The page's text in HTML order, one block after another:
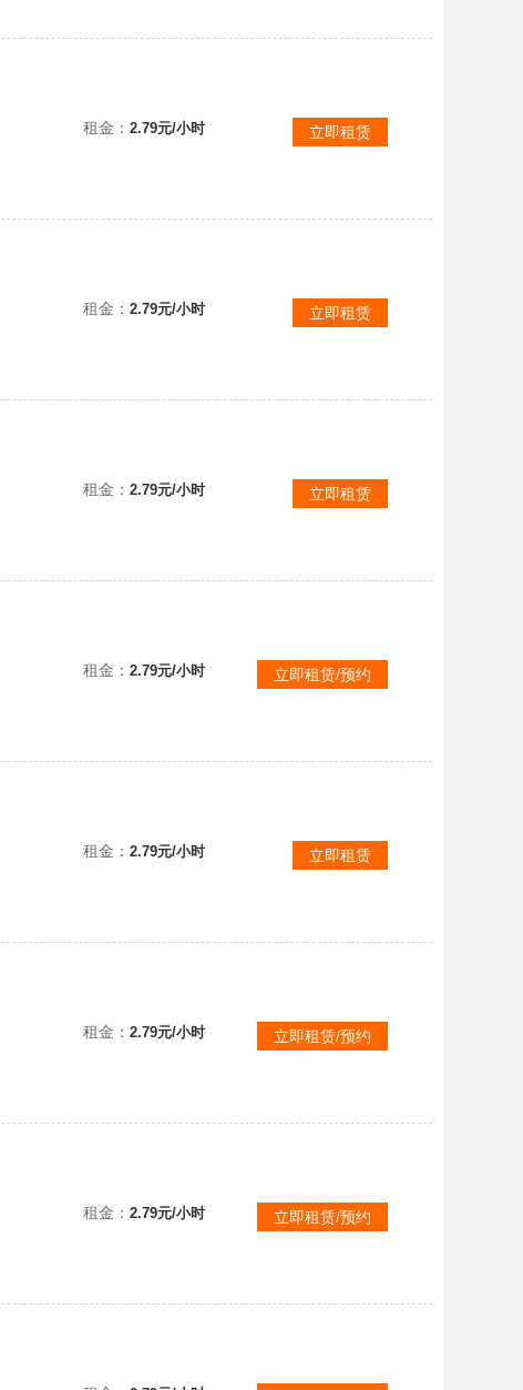
租金： 2.79元/小时 立即租赁
租金： 2.79元/小时 立即租赁
租金： 2.79元/小时 立即租赁
租金： 2.79元/小时 立即租赁/预约
租金： 2.79元/小时 立即租赁
租金： 2.79元/小时 立即租赁/预约
租金： 2.79元/小时 立即租赁/预约